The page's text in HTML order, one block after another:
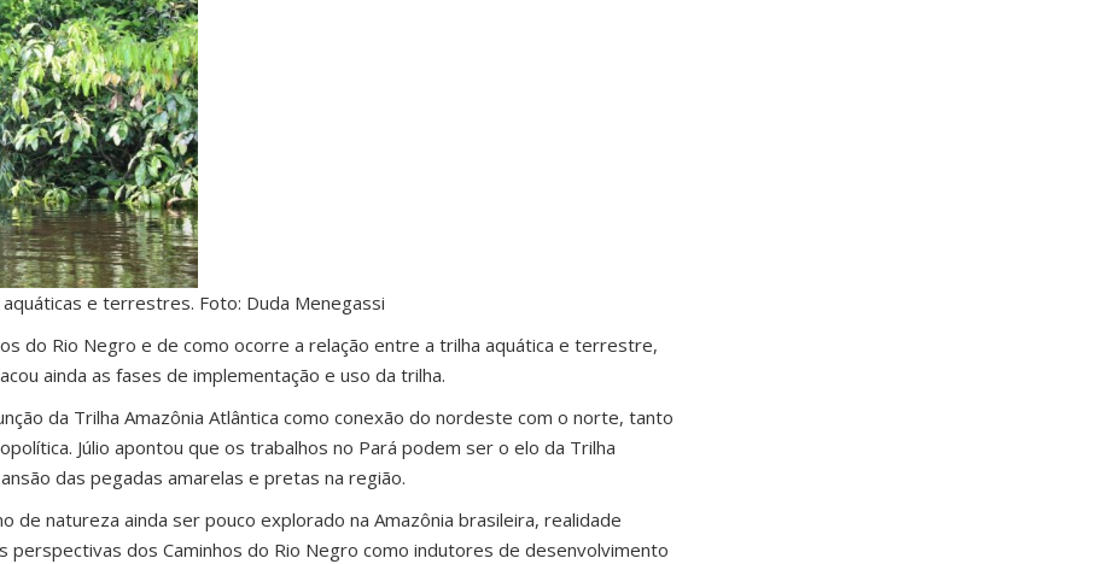
e terrestres. Foto: Duda Menegassi
do Rio Negro e de como ocorre a relação entre a trilha aquática e terrestre,
ainda as fases de implementação e uso da trilha.
da Trilha Amazônia Atlântica como conexão do nordeste com o norte, tanto
Júlio apontou que os trabalhos no Pará podem ser o elo da Trilha
das pegadas amarelas e pretas na região.
natureza ainda ser pouco explorado na Amazônia brasileira, realidade
perspectivas dos Caminhos do Rio Negro como indutores de desenvolvimento